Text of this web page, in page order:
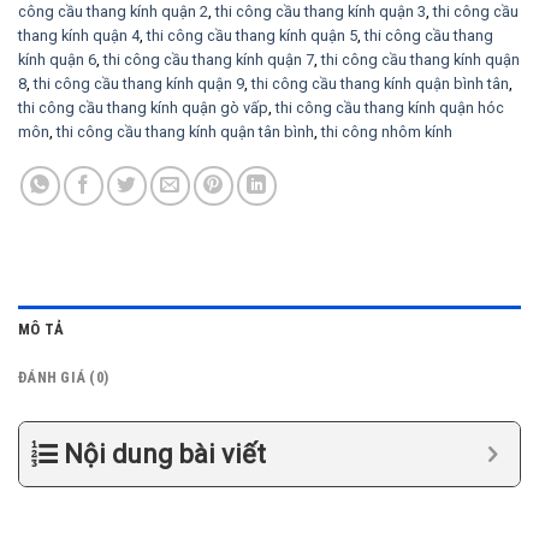
công cầu thang kính quận 2 ,thi công cầu thang kính quận 3 ,thi công cầu
thang kính quận 4,thi công cầu thang kính quận 5 ,thi công cầu thang
kính quận 6 ,thi công cầu thang kính quận 7 ,thi công cầu thang kính quận
8 ,thi công cầu thang kính quận 9 ,thi công cầu thang kính quận bình tân
thi công cầu thang kính quận gò vấp ,thi công cầu thang kính quận hóc
môn ,thi công cầu thang kính quận tân bình ,thi công nhôm kính
MÔ TẢ
ĐÁNH GIÁ (0)
Nội dung bài viết